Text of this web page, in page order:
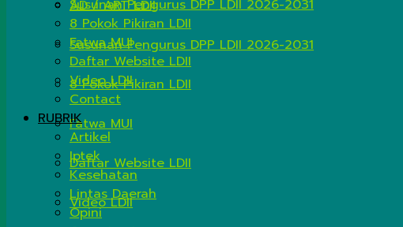
AD / ART LDII
Susunan Pengurus DPP LDII 2026-2031
8 Pokok Pikiran LDII
Fatwa MUI
Daftar Website LDII
Video LDII
Susunan Pengurus DPP LDII 2026-2031
8 Pokok Pikiran LDII
Fatwa MUI
Daftar Website LDII
Video LDII
Contact
RUBRIK
Artikel
Iptek
Kesehatan
Lintas Daerah
Opini